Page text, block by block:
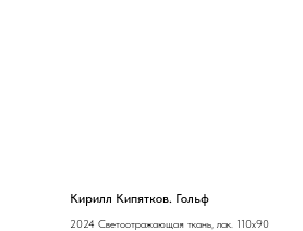
Кирилл Кипятков. Гольф
2024 Светоотражающая ткань, лак. 110х90